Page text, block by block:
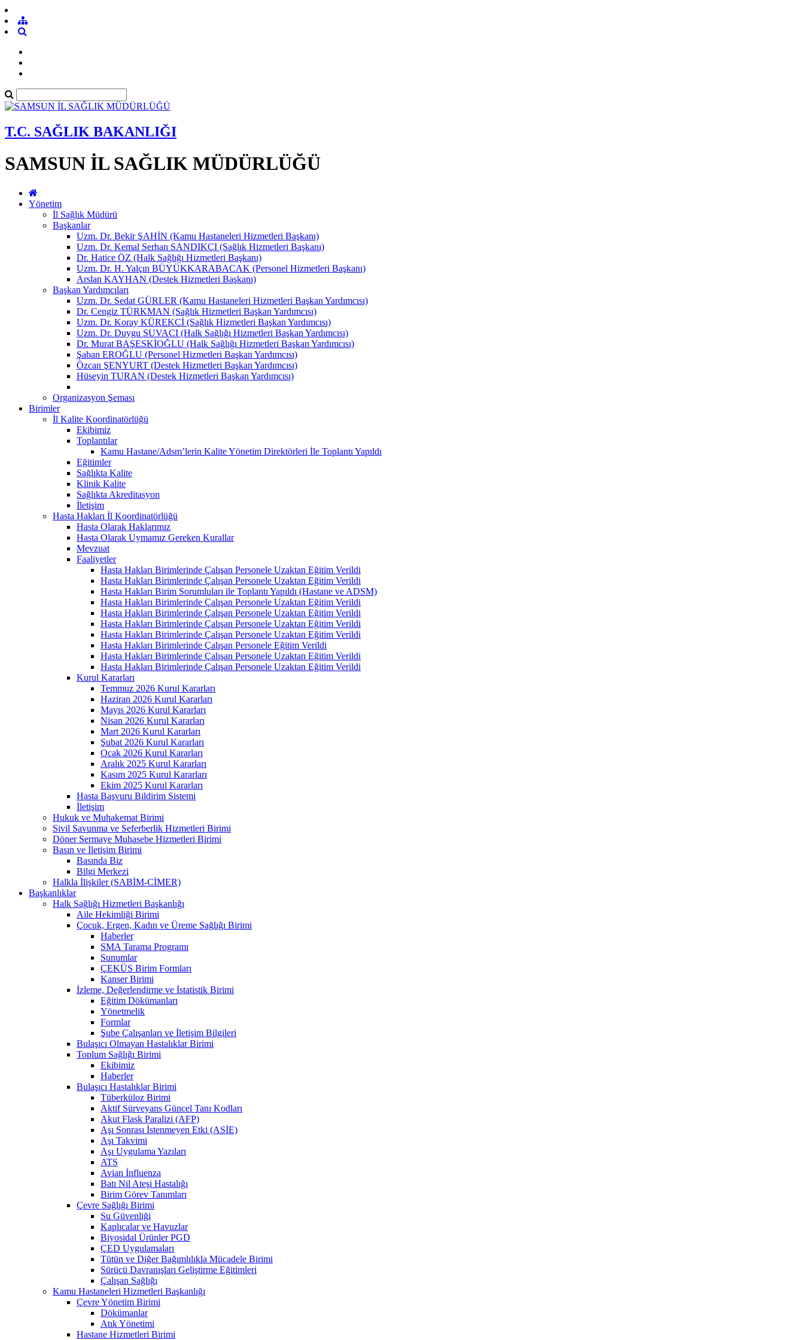
T.C. SAĞLIK BAKANLIĞI
SAMSUN İL SAĞLIK MÜDÜRLÜĞÜ
Yönetim
İl Sağlık Müdürü
Başkanlar
Uzm. Dr. Bekir ŞAHİN (Kamu Hastaneleri Hizmetleri Başkanı)
Uzm. Dr. Kemal Serhan SANDIKÇI (Sağlık Hizmetleri Başkanı)
Dr. Hatice ÖZ (Halk Sağlığı Hizmetleri Başkanı)
Uzm. Dr. H. Yalçın BÜYÜKKARABACAK (Personel Hizmetleri Başkanı)
Arslan KAYHAN (Destek Hizmetleri Başkanı)
Başkan Yardımcıları
Uzm. Dr. Sedat GÜRLER (Kamu Hastaneleri Hizmetleri Başkan Yardımcısı)
Dr. Cengiz TÜRKMAN (Sağlık Hizmetleri Başkan Yardımcısı)
Uzm. Dr. Koray KÜREKCİ (Sağlık Hizmetleri Başkan Yardımcısı)
Uzm. Dr. Duygu SUVACI (Halk Sağlığı Hizmetleri Başkan Yardımcısı)
Dr. Murat BAŞESKİOĞLU (Halk Sağlığı Hizmetleri Başkan Yardımcısı)
Şaban EROĞLU (Personel Hizmetleri Başkan Yardımcısı)
Özcan ŞENYURT (Destek Hizmetleri Başkan Yardımcısı)
Hüseyin TURAN (Destek Hizmetleri Başkan Yardımcısı)
Organizasyon Şeması
Birimler
İl Kalite Koordinatörlüğü
Ekibimiz
Toplantılar
Kamu Hastane/Adsm’lerin Kalite Yönetim Direktörleri İle Toplantı Yapıldı
Eğitimler
Sağlıkta Kalite
Klinik Kalite
Sağlıkta Akreditasyon
İletişim
Hasta Hakları İl Koordinatörlüğü
Hasta Olarak Haklarımız
Hasta Olarak Uymamız Gereken Kurallar
Mevzuat
Faaliyetler
Hasta Hakları Birimlerinde Çalışan Personele Uzaktan Eğitim Verildi
Hasta Hakları Birimlerinde Çalışan Personele Uzaktan Eğitim Verildi
Hasta Hakları Birim Sorumluları ile Toplantı Yapıldı (Hastane ve ADSM)
Hasta Hakları Birimlerinde Çalışan Personele Uzaktan Eğitim Verildi
Hasta Hakları Birimlerinde Çalışan Personele Uzaktan Eğitim Verildi
Hasta Hakları Birimlerinde Çalışan Personele Uzaktan Eğitim Verildi
Hasta Hakları Birimlerinde Çalışan Personele Uzaktan Eğitim Verildi
Hasta Hakları Birimlerinde Çalışan Personele Eğitim Verildi
Hasta Hakları Birimlerinde Çalışan Personele Uzaktan Eğitim Verildi
Hasta Hakları Birimlerinde Çalışan Personele Uzaktan Eğitim Verildi
Kurul Kararları
Temmuz 2026 Kurul Kararları
Haziran 2026 Kurul Kararları
Mayıs 2026 Kurul Kararları
Nisan 2026 Kurul Kararları
Mart 2026 Kurul Kararları
Şubat 2026 Kurul Kararları
Ocak 2026 Kurul Kararları
Aralık 2025 Kurul Kararları
Kasım 2025 Kurul Kararları
Ekim 2025 Kurul Kararları
Hasta Başvuru Bildirim Sistemi
İletişim
Hukuk ve Muhakemat Birimi
Sivil Savunma ve Seferberlik Hizmetleri Birimi
Döner Sermaye Muhasebe Hizmetleri Birimi
Basın ve İletişim Birimi
Basında Biz
Bilgi Merkezi
Halkla İlişkiler (SABİM-CİMER)
Başkanlıklar
Halk Sağlığı Hizmetleri Başkanlığı
Aile Hekimliği Birimi
Çocuk, Ergen, Kadın ve Üreme Sağlığı Birimi
Haberler
SMA Tarama Programı
Sunumlar
ÇEKÜS Birim Formları
Kanser Birimi
İzleme, Değerlendirme ve İstatistik Birimi
Eğitim Dökümanları
Yönetmelik
Formlar
Şube Çalışanları ve İletişim Bilgileri
Bulaşıcı Olmayan Hastalıklar Birimi
Toplum Sağlığı Birimi
Ekibimiz
Haberler
Bulaşıcı Hastalıklar Birimi
Tüberküloz Birimi
Aktif Sürveyans Güncel Tanı Kodları
Akut Flask Paralizi (AFP)
Aşı Sonrası İstenmeyen Etki (ASİE)
Aşı Takvimi
Aşı Uygulama Yazıları
ATS
Avian İnfluenza
Batı Nil Ateşi Hastalığı
Birim Görev Tanımları
Çevre Sağlığı Birimi
Su Güvenliği
Kaplıcalar ve Havuzlar
Biyosidal Ürünler PGD
ÇED Uygulamaları
Tütün ve Diğer Bağımlılıkla Mücadele Birimi
Sürücü Davranışları Geliştirme Eğitimleri
Çalışan Sağlığı
Kamu Hastaneleri Hizmetleri Başkanlığı
Çevre Yönetim Birimi
Dökümanlar
Atık Yönetimi
Hastane Hizmetleri Birimi